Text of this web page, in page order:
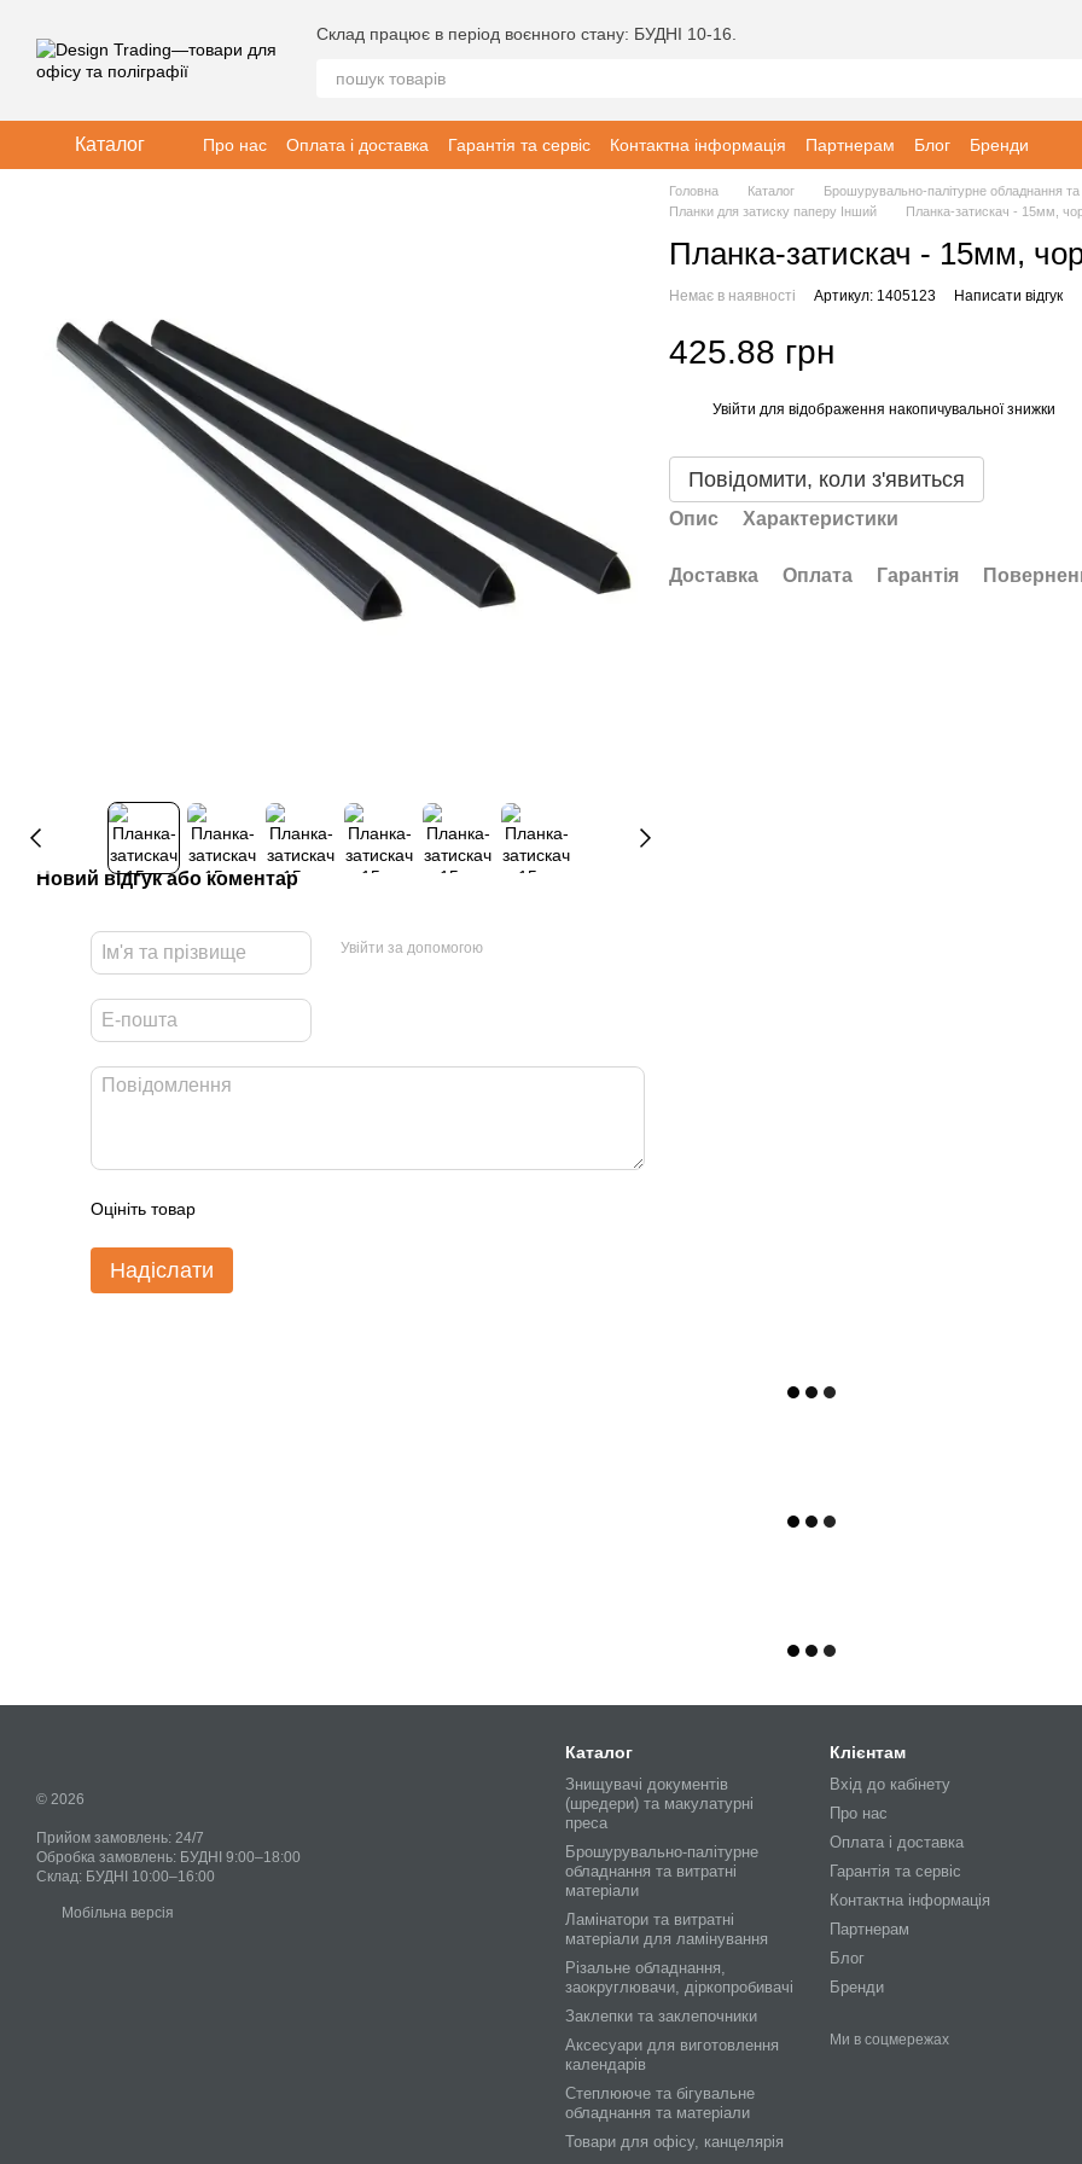
Склад працює в період воєнного стану: БУДНІ 10-16.
Каталог Про нас Оплата і доставка Гарантія та сервіс Контактна інформація Партнерам Блог Бренди
Новий відгук або коментар
Увійти за допомогою
Оцініть товар
Надіслати
Головна Каталог
Брошурувально-палітурне обладнання та
Планки для затиску паперу Інший
Планка-затискач - 15мм,
Планка-затискач - 15мм,
Немає в наявності Артикул: 1405123 Написати відгук
425.88 грн
Увійти для відображення накопичувальної знижки
Повідомити, коли з'явиться
Опис Характеристики
Доставка Оплата Гарантія
© 2026
Прийом замовлень: 24/7
Обробка замовлень: БУДНІ 9:00–18:00
Склад: БУДНІ 10:00–16:00
Мобільна версія
Каталог
Знищувачі документів
(шредери) та макулатурні
преса
Брошурувально-палітурне
обладнання та витратні
матеріали
Ламінатори та витратні
матеріали для ламінування
Різальне обладнання,
заокруглювачи, діркопробивачі
Заклепки та заклепочники
Аксесуари для виготовлення
календарів
Степлююче та бігувальне
обладнання та матеріали
Товари для офісу, канцелярія
Клієнтам
Вхід до кабінету
Про нас
Оплата і доставка
Гарантія та сервіс
Контактна інформація
Партнерам
Блог
Бренди
Ми в соцмережах